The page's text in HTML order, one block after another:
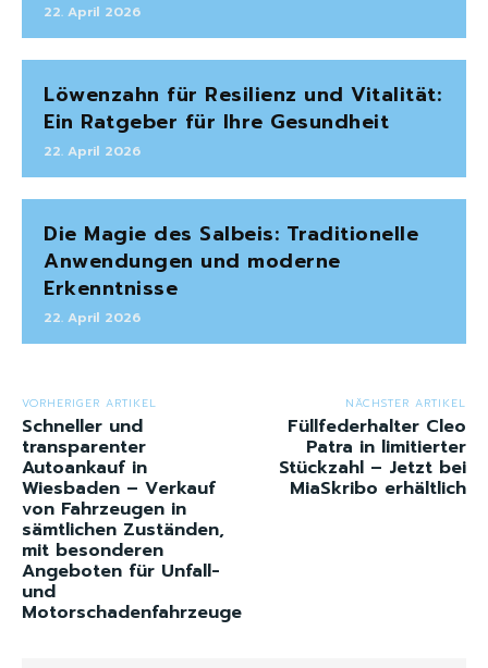
22. April 2026
Löwenzahn für Resilienz und Vitalität:
Ein Ratgeber für Ihre Gesundheit
22. April 2026
Die Magie des Salbeis: Traditionelle
Anwendungen und moderne
Erkenntnisse
22. April 2026
VORHERIGER ARTIKEL
Schneller und
transparenter
Autoankauf in
Wiesbaden – Verkauf
von Fahrzeugen in
sämtlichen Zuständen,
mit besonderen
Angeboten für Unfall-
und
Motorschadenfahrzeuge
NÄCHSTER ARTIKEL
Füllfederhalter Cleo
Patra in limitierter
Stückzahl – Jetzt bei
MiaSkribo erhältlich